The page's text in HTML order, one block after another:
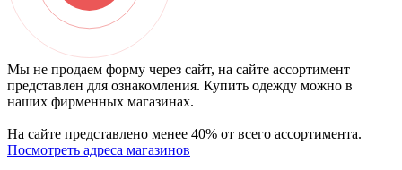
Мы не продаем форму через сайт, на сайте ассортимент
представлен для ознакомления. Купить одежду можно в
наших фирменных магазинах.
На сайте представлено менее 40% от всего ассортимента.
Посмотреть адреса магазинов